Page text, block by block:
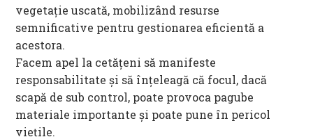
vegetație uscată, mobilizând resurse
semnificative pentru gestionarea eficientă a
acestora.
Facem apel la cetățeni să manifeste
responsabilitate și să înțeleagă că focul, dacă
scapă de sub control, poate provoca pagube
materiale importante și poate pune în pericol
viețile.